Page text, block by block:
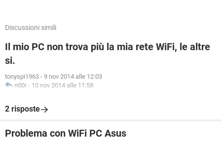
Discussioni simili
Il mio PC non trova più la mia rete WiFi, le altre
si.
tonyspi1963 - 9 nov 2014 alle 12:03
n00r - 10 nov 2014 alle 11:58
2 risposte
Problema con WiFi PC Asus